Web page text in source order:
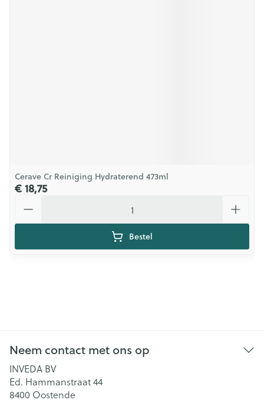
Cerave Cr Reiniging Hydraterend 473ml
€ 18,75
Bestel
Neem contact met ons op
INVEDA BV
Ed. Hammanstraat 44
8400 Oostende